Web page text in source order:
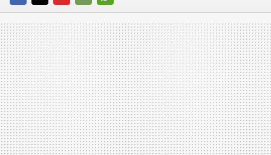
FACEBOOK
TWITTERFLIPBOARD
E-
MAIL
WHATSAPP